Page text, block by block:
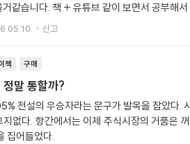
같습니다. 책 + 유튜브 같이 보면서 공부해
신고
책 구매
말 통할까?
전설의 우승자라는 문구가 발목을 잡았다.
지없다. 항간에서는 이제 주식시장의 거품은
집어들었다.